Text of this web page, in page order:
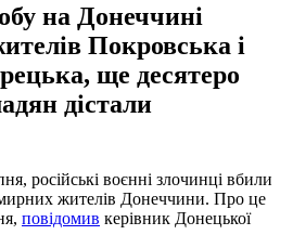
на Донеччині
Покровська і
ще десятеро
дістали
російські воєнні злочинці вбили
жителів Донеччини. Про це
повідомив керівник Донецької